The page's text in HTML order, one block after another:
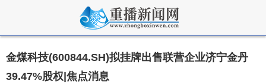
金煤科技(600844.SH)拟挂牌出售联营企业济宁金丹
39.47%股权|焦点消息